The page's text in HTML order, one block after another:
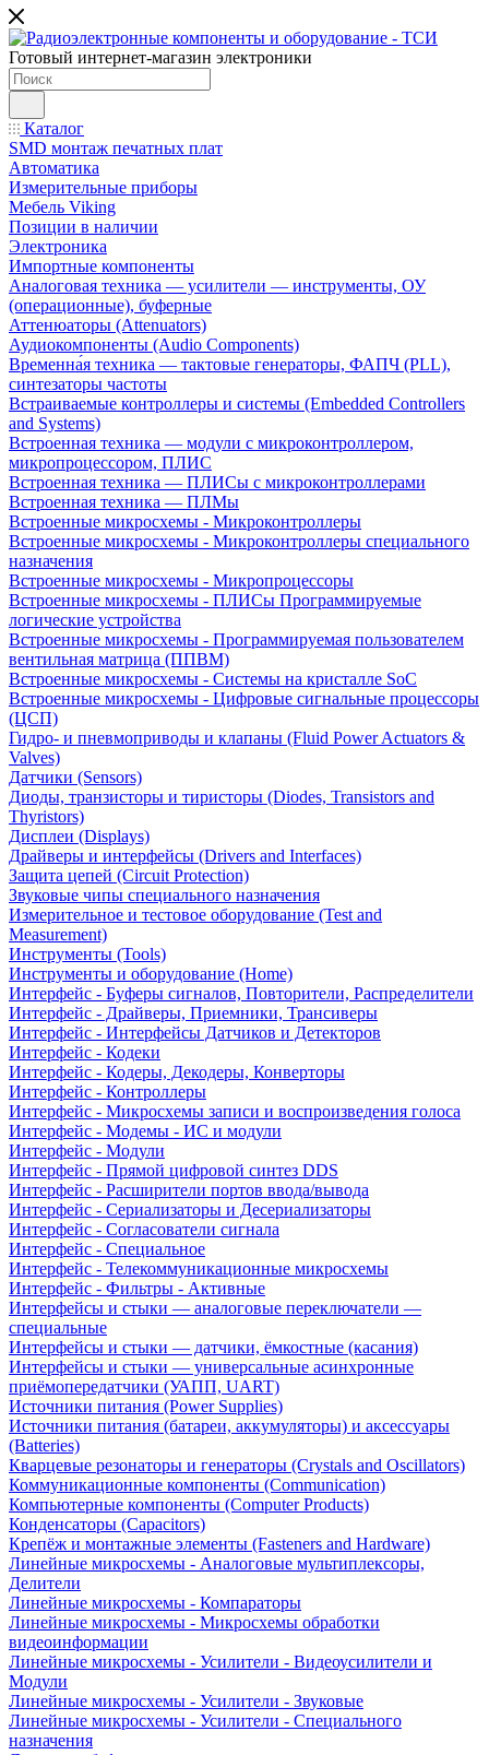
Готовый интернет-магазин электроники
Каталог
SMD монтаж печатных плат
Автоматика
Измерительные приборы
Мебель Viking
Позиции в наличии
Электроника
Импортные компоненты
Аналоговая техника — усилители — инструменты, ОУ
(операционные), буферные
Аттенюаторы (Attenuators)
Аудиокомпоненты (Audio Components)
Временна́я техника — тактовые генераторы, ФАПЧ (PLL),
синтезаторы частоты
Встраиваемые контроллеры и системы (Embedded Controllers
and Systems)
Встроенная техника — модули с микроконтроллером,
микропроцессором, ПЛИС
Встроенная техника — ПЛИСы с микроконтроллерами
Встроенная техника — ПЛМы
Встроенные микросхемы - Микроконтроллеры
Встроенные микросхемы - Микроконтроллеры специального
назначения
Встроенные микросхемы - Микропроцессоры
Встроенные микросхемы - ПЛИСы Программируемые
логические устройства
Встроенные микросхемы - Программируемая пользователем
вентильная матрица (ППВМ)
Встроенные микросхемы - Системы на кристалле SoC
Встроенные микросхемы - Цифровые сигнальные процессоры
(ЦСП)
Гидро- и пневмоприводы и клапаны (Fluid Power Actuators &
Valves)
Датчики (Sensors)
Диоды, транзисторы и тиристоры (Diodes, Transistors and
Thyristors)
Дисплеи (Displays)
Драйверы и интерфейсы (Drivers and Interfaces)
Защита цепей (Circuit Protection)
Звуковые чипы специального назначения
Измерительное и тестовое оборудование (Test and
Measurement)
Инструменты (Tools)
Инструменты и оборудование (Home)
Интерфейс - Буферы сигналов, Повторители, Распределители
Интерфейс - Драйверы, Приемники, Трансиверы
Интерфейс - Интерфейсы Датчиков и Детекторов
Интерфейс - Кодеки
Интерфейс - Кодеры, Декодеры, Конверторы
Интерфейс - Контроллеры
Интерфейс - Микросхемы записи и воспроизведения голоса
Интерфейс - Модемы - ИС и модули
Интерфейс - Модули
Интерфейс - Прямой цифровой синтез DDS
Интерфейс - Расширители портов ввода/вывода
Интерфейс - Сериализаторы и Десериализаторы
Интерфейс - Согласователи сигнала
Интерфейс - Специальное
Интерфейс - Телекоммуникационные микросхемы
Интерфейс - Фильтры - Активные
Интерфейсы и стыки — аналоговые переключатели —
специальные
Интерфейсы и стыки — датчики, ёмкостные (касания)
Интерфейсы и стыки — универсальные асинхронные
приёмопередатчики (УАПП, UART)
Источники питания (Power Supplies)
Источники питания (батареи, аккумуляторы) и аксессуары
(Batteries)
Кварцевые резонаторы и генераторы (Crystals and Oscillators)
Коммуникационные компоненты (Communication)
Компьютерные компоненты (Computer Products)
Конденсаторы (Capacitors)
Крепёж и монтажные элементы (Fasteners and Hardware)
Линейные микросхемы - Аналоговые мультиплексоры,
Делители
Линейные микросхемы - Компараторы
Линейные микросхемы - Микросхемы обработки
видеоинформации
Линейные микросхемы - Усилители - Видеоусилители и
Модули
Линейные микросхемы - Усилители - Звуковые
Линейные микросхемы - Усилители - Специального
назначения